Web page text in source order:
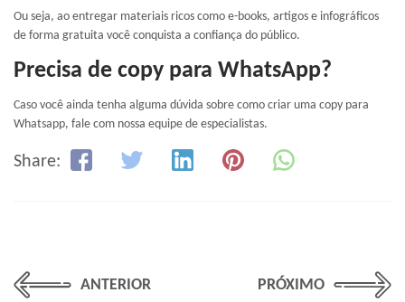
Ou seja, ao entregar materiais ricos como e-books, artigos e infográficos
de forma gratuita você conquista a confiança do público.
Precisa de copy para WhatsApp?
Caso você ainda tenha alguma dúvida sobre como criar uma copy para
Whatsapp, fale com nossa equipe de especialistas.
Share:
ANTERIOR PRÓXIMO